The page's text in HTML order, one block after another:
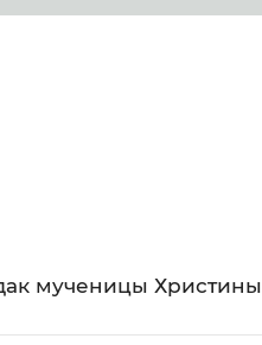
мученицы Христины